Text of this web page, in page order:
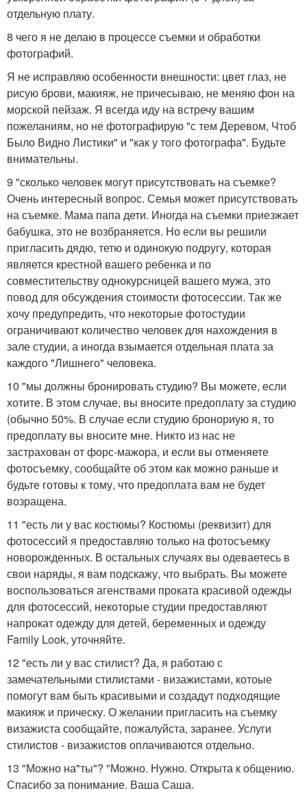
отдельную плату.
8 чего я не делаю в процессе съемки и обработки
фотографий.
Я не исправляю особенности внешности: цвет глаз, не
рисую брови, макияж, не причесываю, не меняю фон на
морской пейзаж. Я всегда иду на встречу вашим
пожеланиям, но не фотографирую "с тем Деревом, Чтоб
Было Видно Листики" и "как у того фотографа". Будьте
внимательны.
9 "сколько человек могут присутствовать на съемке?
Очень интересный вопрос. Семья может присутствовать
на съемке. Мама папа дети. Иногда на съемки приезжает
бабушка, это не возбраняется. Но если вы решили
пригласить дядю, тетю и одинокую подругу, которая
является крестной вашего ребенка и по
совместительству однокурсницей вашего мужа, это
повод для обсуждения стоимости фотосессии. Так же
хочу предупредить, что некоторые фотостудии
ограничивают количество человек для нахождения в
зале студии, а иногда взымается отдельная плата за
каждого "Лишнего" человека.
10 "мы должны бронировать студию? Вы можете, если
хотите. В этом случае, вы вносите предоплату за студию
(обычно 50%. В случае если студию бронориую я, то
предоплату вы вносите мне. Никто из нас не
застрахован от форс-мажора, и если вы отменяете
фотосъемку, сообщайте об этом как можно раньше и
будьте готовы к тому, что предоплата вам не будет
возращена.
11 "есть ли у вас костюмы? Костюмы (реквизит) для
фотосессий я предоставляю только на фотосъемку
новорожденных. В остальных случаях вы одеваетесь в
свои наряды, я вам подскажу, что выбрать. Вы можете
воспользоваться агенствами проката красивой одежды
для фотосессий, некоторые студии предоставляют
напрокат одежду для детей, беременных и одежду
Family Look, уточняйте.
12 "есть ли у вас стилист? Да, я работаю с
замечательными стилистами - визажистами, котоые
помогут вам быть красивыми и создадут подходящие
макияж и прическу. О желании пригласить на съемку
визажиста сообщайте, пожалуйста, заранее. Услуги
стилистов - визажистов оплачиваются отдельно.
13 "Можно на"ты"? "Можно. Нужно. Открыта к общению.
Спасибо за понимание. Ваша Саша.